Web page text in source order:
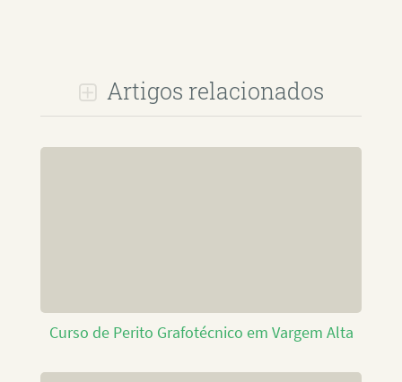
Artigos relacionados
Curso de Perito Grafotécnico em Vargem Alta